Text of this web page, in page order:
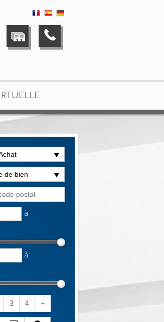
de bien
à
à
3 4 +
Maur-des-Fossés